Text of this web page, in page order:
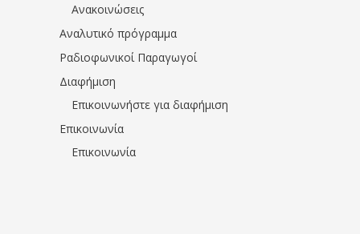
Ανακοινώσεις
Αναλυτικό πρόγραμμα
Ραδιοφωνικοί Παραγωγοί
Διαφήμιση
Επικοινωνήστε για διαφήμιση
Επικοινωνία
Επικοινωνία